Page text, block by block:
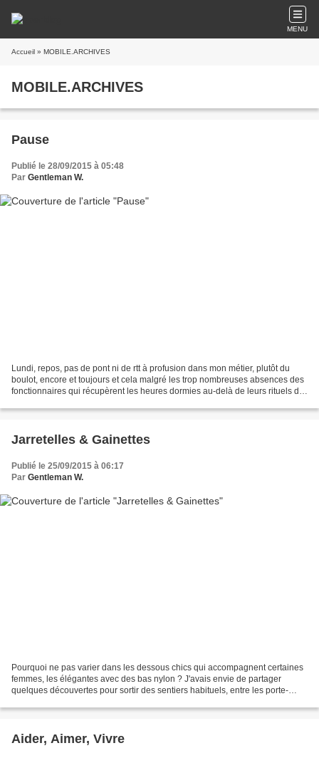
MENU
Accueil » MOBILE.ARCHIVES
MOBILE.ARCHIVES
Pause
Publié le 28/09/2015 à 05:48
Par Gentleman W.
Lundi, repos, pas de pont ni de rtt à profusion dans mon métier, plutôt du
boulot, encore et toujours et cela malgré les trop nombreuses absences des
fonctionnaires qui récupèrent les heures dormies au-delà de leurs rituels de
Jarretelles & Gainettes
Publié le 25/09/2015 à 06:17
Par Gentleman W.
Pourquoi ne pas varier dans les dessous chics qui accompagnent certaines
femmes, les élégantes avec des bas nylon ? J'avais envie de partager
quelques découvertes pour sortir des sentiers habituels, entre les porte-
Aider, Aimer, Vivre